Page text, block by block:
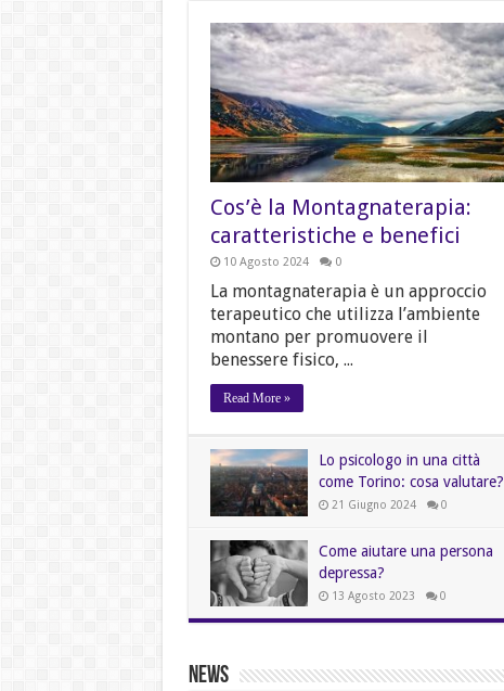
Cos’è la Montagnaterapia:
caratteristiche e benefici
10 Agosto 2024 0
La montagnaterapia è un approccio
terapeutico che utilizza l’ambiente
montano per promuovere il
benessere fisico, ...
Read More »
Lo psicologo in una città
come Torino: cosa valutare?
21 Giugno 2024 0
Come aiutare una persona
depressa?
13 Agosto 2023 0
News